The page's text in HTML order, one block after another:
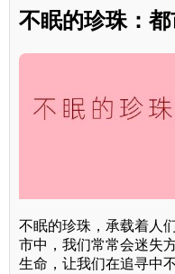
不眠的珍珠：
不眠的珍珠，承载着人
市中，我们常常会迷失
生命，让我们在追寻中